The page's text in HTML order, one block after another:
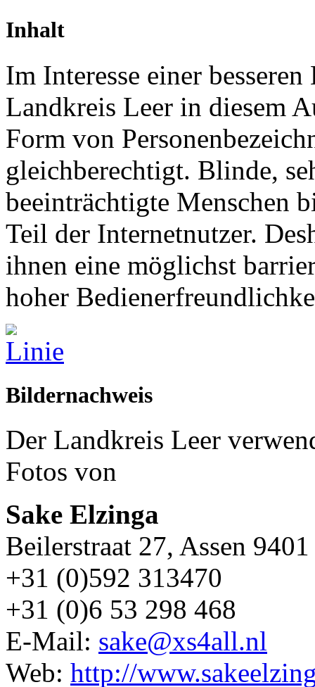
Inhalt
Im Interesse einer
Landkreis Leer in diesem
Form von
gleichberechtigt. Blinde,
beeinträchtigte Menschen
Teil der Internetnutzer.
ihnen eine möglichst
hoher
Bildernachweis
Der Landkreis Leer
Fotos von
Sake Elzinga
Beilerstraat 27, Assen
+31 (0)592 313470
+31 (0)6 53 298 468
E-Mail: sake@xs4all.nl
Web: http://